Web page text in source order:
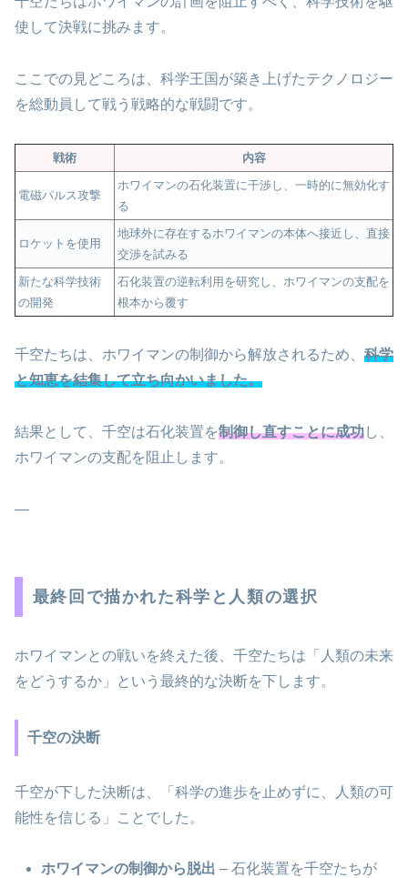
使して決戦に挑みます。
ここでの見どころは、科学王国が築き上げたテクノロジー
を総動員して戦う戦略的な戦闘です。
戦術 内容
電磁パルス攻撃
ホワイマンの石化装置に干渉し、一時的に無効化す
る
ロケットを使用
地球外に存在するホワイマンの本体へ接近し、直接
交渉を試みる
新たな科学技術
の開発
石化装置の逆転利用を研究し、ホワイマンの支配を
根本から覆す
千空たちは、ホワイマンの制御から解放されるため、 科学
と知恵を結集して立ち向かいました。
結果として、千空は石化装置を制御し直すことに成功し、
ホワイマンの支配を阻止します。
—
最終回で描かれた科学と人類の選択
ホワイマンとの戦いを終えた後、千空たちは「人類の未来
をどうするか」という最終的な決断を下します。
千空の決断
千空が下した決断は、「科学の進歩を止めずに、人類の可
能性を信じる」ことでした。
ホワイマンの制御から脱出 – 石化装置を千空たちが